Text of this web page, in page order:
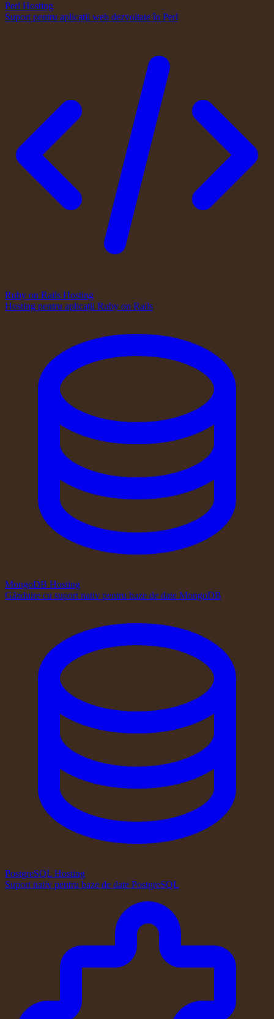
Perl Hosting
Suport pentru aplicații web dezvoltate în Perl
Ruby on Rails Hosting
Hosting pentru aplicații Ruby on Rails
MongoDB Hosting
Găzduire cu suport nativ pentru baze de date MongoDB
PostgreSQL Hosting
Suport nativ pentru baze de date PostgreSQL